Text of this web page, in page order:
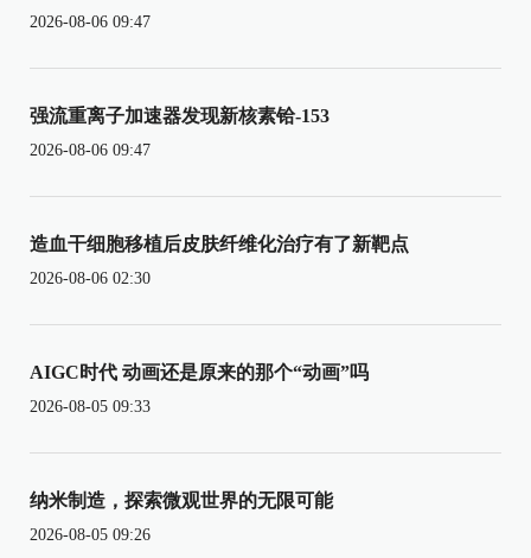
2026-08-06 09:47
强流重离子加速器发现新核素铪-153
2026-08-06 09:47
造血干细胞移植后皮肤纤维化治疗有了新靶点
2026-08-06 02:30
AIGC时代 动画还是原来的那个“动画”吗
2026-08-05 09:33
纳米制造，探索微观世界的无限可能
2026-08-05 09:26